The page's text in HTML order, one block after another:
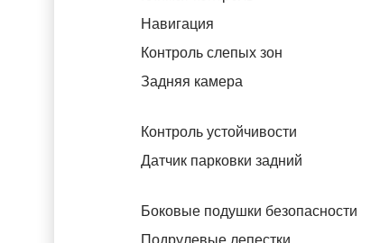
Навигация
Контроль слепых зон
Задняя камера
Контроль устойчивости
Датчик парковки задний
Боковые подушки безопасности
Подрулевые лепестки